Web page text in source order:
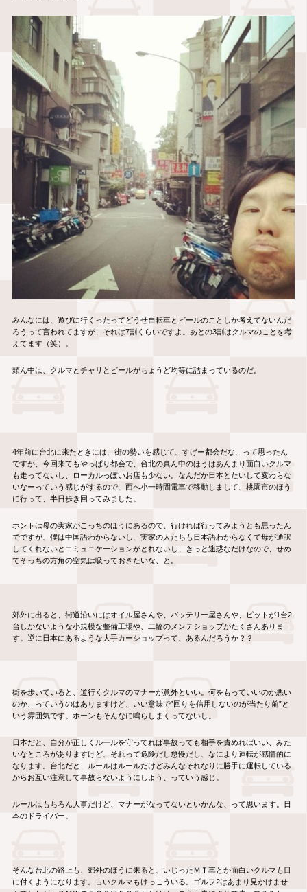
みんなには、遊びに行くったってどうせ自転車とビールのことしか考えてないんだ
ろうって言われてますが、それは7割くらいですよ。あとの3割はクルマのことを考
えてます（笑）。
頭ん中は、クルマとチャリとビールがちょうど均等に詰まっているのだ。
4年前に台北に来たときには、街の勢いを感じて、すげー都会だな、って思ったん
ですが、今回来てもやっぱり都会で、台北の真ん中のほうはあんまり面白いクルマ
も走ってないし、ローカルっぽいお店も少ない。なんだか日本とたいして変わらな
いなーっていう感じがするので、西へ小一時間電車で移動しまして、桃園市のほう
に行って、半日歩き回ってみました。
ホントは母の実家がこっちのほうにあるので、行ければ行ってみようとも思ったん
でですが、僕は中国語わからないし、実家の人たちも日本語わからなくて母が通訳
してくれないとコミュニケーションがとれないし、きっと迷惑なだけなので、せめ
てそっちの方角の空気は吸っておきたいな、と。
郊外に出ると、街道沿いにはオイル屋さんや、バッテリー屋さんや、ピットが1台2
台しかないような小規模な整備工場や、二輪のメンテショップがたくさんありま
す。逆に日本にあるような大手カーショップって、あるんだろうか？？
街を歩いていると、道行くクルマのマナーが意外といい。何をもっていいのか悪い
のか、っていうのはありますけど、いい意味で”回りを信用しないのが当たり前”と
いう雰囲気です。ホーンもそんなに鳴らしまくってないし。
日本だと、自分が正しくルールを守ってれば事故っても相手を責めればいい、みた
いなところがありますけど、それって危険だし怠慢だし、なにより運転が感情的に
なります。台北だと、ルールはルールだけどみんなそれなりに勝手に運転している
からお互い注意して事故らないようにしよう、っていう感じ。
ルールはもちろん大事だけど、マナーがなってないといかんな、って思います。日
本のドライバー。
そんな台北の路上も、郊外のほうに来ると、いじったＭＴ車とか面白いクルマも目
に付くようになります。古いクルマもけっこういる。ゴルフ2はあまり見かけませ